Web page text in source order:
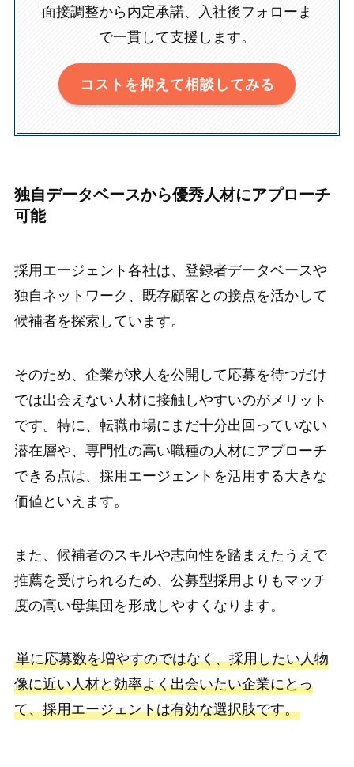
面接調整から内定承諾、入社後フォローま
で一貫して支援します。
コストを抑えて相談してみる
独自データベースから優秀人材にアプローチ
可能
採用エージェント各社は、登録者データベースや
独自ネットワーク、既存顧客との接点を活かして
候補者を探索しています。
そのため、企業が求人を公開して応募を待つだけ
では出会えない人材に接触しやすいのがメリット
です。特に、転職市場にまだ十分出回っていない
潜在層や、専門性の高い職種の人材にアプローチ
できる点は、採用エージェントを活用する大きな
価値といえます。
また、候補者のスキルや志向性を踏まえたうえで
推薦を受けられるため、公募型採用よりもマッチ
度の高い母集団を形成しやすくなります。
単に応募数を増やすのではなく、採用したい人物
像に近い人材と効率よく出会いたい企業にとっ
て、採用エージェントは有効な選択肢です。